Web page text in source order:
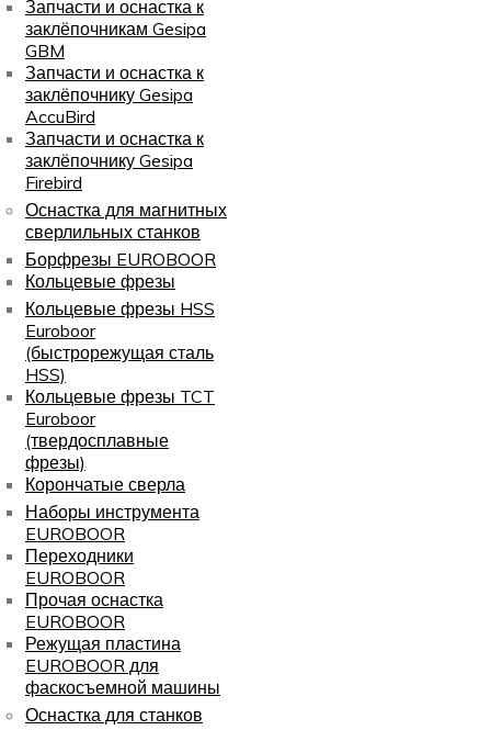
Запчасти и оснастка к
заклёпочникам Gesipa
GBM
Запчасти и оснастка к
заклёпочнику Gesipa
AccuBird
Запчасти и оснастка к
заклёпочнику Gesipa
Firebird
Оснастка для магнитных
сверлильных станков
Борфрезы EUROBOOR
Кольцевые фрезы
Кольцевые фрезы HSS
Euroboor
(быстрорежущая сталь
HSS)
Кольцевые фрезы TCT
Euroboor
(твердосплавные
фрезы)
Корончатые сверла
Наборы инструмента
EUROBOOR
Переходники
EUROBOOR
Прочая оснастка
EUROBOOR
Режущая пластина
EUROBOOR для
фаскосъемной машины
Оснастка для станков